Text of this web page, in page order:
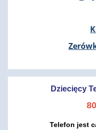
Dziecięcy
Telefon jest